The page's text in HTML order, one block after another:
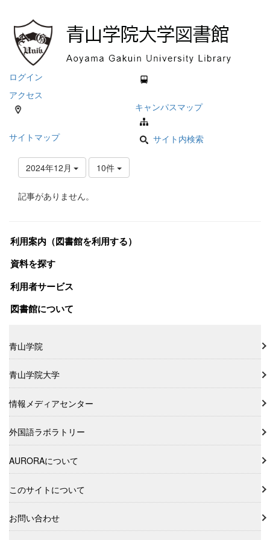
ログイン
アクセス
キャンパスマップ
サイトマップ サイト内検索
2024年12月 10件
記事がありません。
利用案内（図書館を利用する）
資料を探す
利用者サービス
図書館について
青山学院
青山学院大学
情報メディアセンター
外国語ラボラトリー
AURORAについて
このサイトについて
お問い合わせ